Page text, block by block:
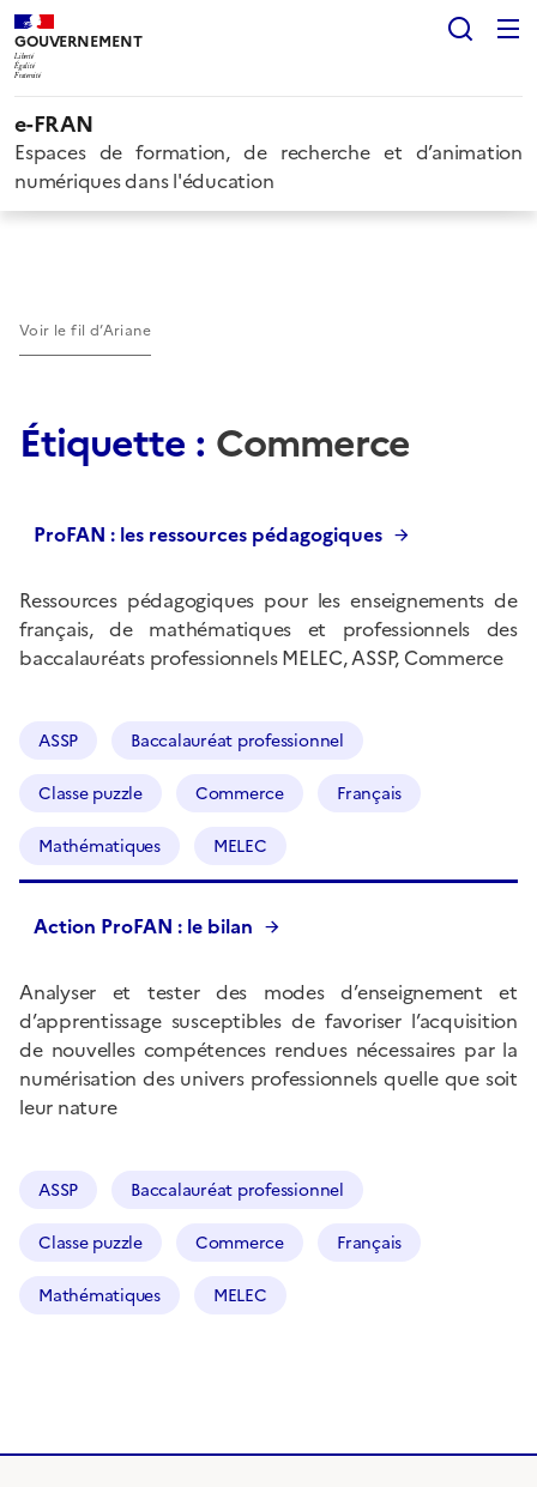
GOUVERNEMENT
Liberté
Égalité
Fraternité
e-FRAN
Espaces de formation, de recherche et d’animation
numériques dans l'éducation
Voir le fil d’Ariane
Étiquette : Commerce
ProFAN : les ressources pédagogiques
Ressources pédagogiques pour les enseignements de
français, de mathématiques et professionnels des
baccalauréats professionnels MELEC, ASSP, Commerce
ASSP Baccalauréat professionnel
Classe puzzle Commerce Français
Mathématiques MELEC
Action ProFAN : le bilan
Analyser et tester des modes d’enseignement et
d’apprentissage susceptibles de favoriser l’acquisition
de nouvelles compétences rendues nécessaires par la
numérisation des univers professionnels quelle que soit
leur nature
ASSP Baccalauréat professionnel
Classe puzzle Commerce Français
Mathématiques MELEC